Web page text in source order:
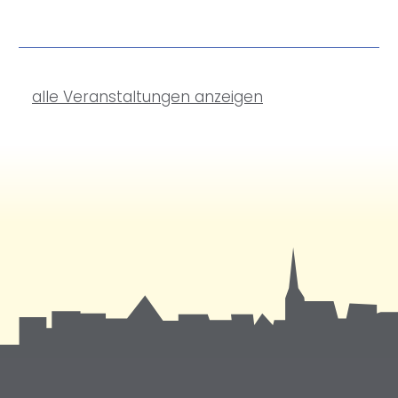
alle Veranstaltungen anzeigen